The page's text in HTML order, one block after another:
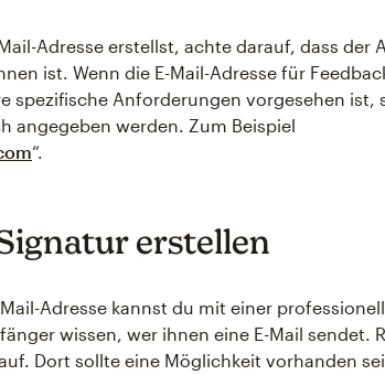
Adresse erstellst, achte darauf, dass der
ist. Wenn die E-Mail-Adresse für
spezifische Anforderungen vorgesehen ist,
angegeben werden. Zum Beispiel
“.
erstellen
Adresse kannst du mit einer
wissen, wer ihnen eine E-Mail sendet.
Dort sollte eine Möglichkeit vorhanden